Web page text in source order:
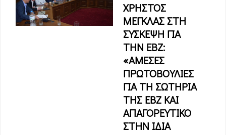
ΧΡΗΣΤΟΣ
ΜΕΓΚΛΑΣ ΣΤΗ
ΣΥΣΚΕΨΗ ΓΙΑ
ΤΗΝ ΕΒΖ:
«ΑΜΕΣΕΣ
ΠΡΩΤΟΒΟΥΛΙΕΣ
ΓΙΑ ΤΗ ΣΩΤΗΡΙΑ
ΤΗΣ ΕΒΖ ΚΑΙ
ΑΠΑΓΟΡΕΥΤΙΚΟ
ΣΤΗΝ ΙΔΙΑ